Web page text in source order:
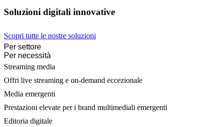
Soluzioni digitali innovative
Scopri tutte le nostre soluzioni
Per settore
Per necessità
Streaming media
Offri live streaming e on-demand eccezionale
Media emergenti
Prestazioni elevate per i brand multimediali emergenti
Editoria digitale